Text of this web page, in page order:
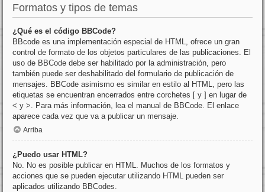
Formatos y tipos de temas
¿Qué es el código BBCode?
BBcode es una implementación especial de HTML, ofrece un gran
control de formato de los objetos particulares de las publicaciones. El
uso de BBCode debe ser habilitado por la administración, pero
también puede ser deshabilitado del formulario de publicación de
mensajes. BBCode asimismo es similar en estilo al HTML, pero las
etiquetas se encuentran encerrados entre corchetes [ y ] en lugar de
< y >. Para más información, lea el manual de BBCode. El enlace
aparece cada vez que va a publicar un mensaje.
Arriba
¿Puedo usar HTML?
No. No es posible publicar en HTML. Muchos de los formatos y
acciones que se pueden ejecutar utilizando HTML pueden ser
aplicados utilizando BBCodes.